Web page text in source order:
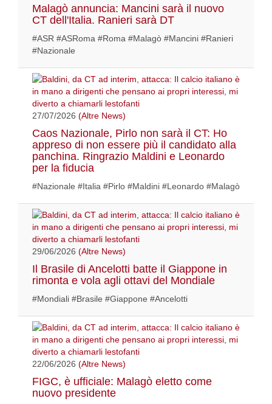
Malagò annuncia: Mancini sarà il nuovo
CT dell'Italia. Ranieri sarà DT
#ASR #ASRoma #Roma #Malagò #Mancini #Ranieri
#Nazionale
27/07/2026 (Altre News)
Caos Nazionale, Pirlo non sarà il CT: Ho
appreso di non essere più il candidato alla
panchina. Ringrazio Maldini e Leonardo
per la fiducia
#Nazionale #Italia #Pirlo #Maldini #Leonardo #Malagò
29/06/2026 (Altre News)
Il Brasile di Ancelotti batte il Giappone in
rimonta e vola agli ottavi del Mondiale
#Mondiali #Brasile #Giappone #Ancelotti
22/06/2026 (Altre News)
FIGC, è ufficiale: Malagò eletto come
nuovo presidente